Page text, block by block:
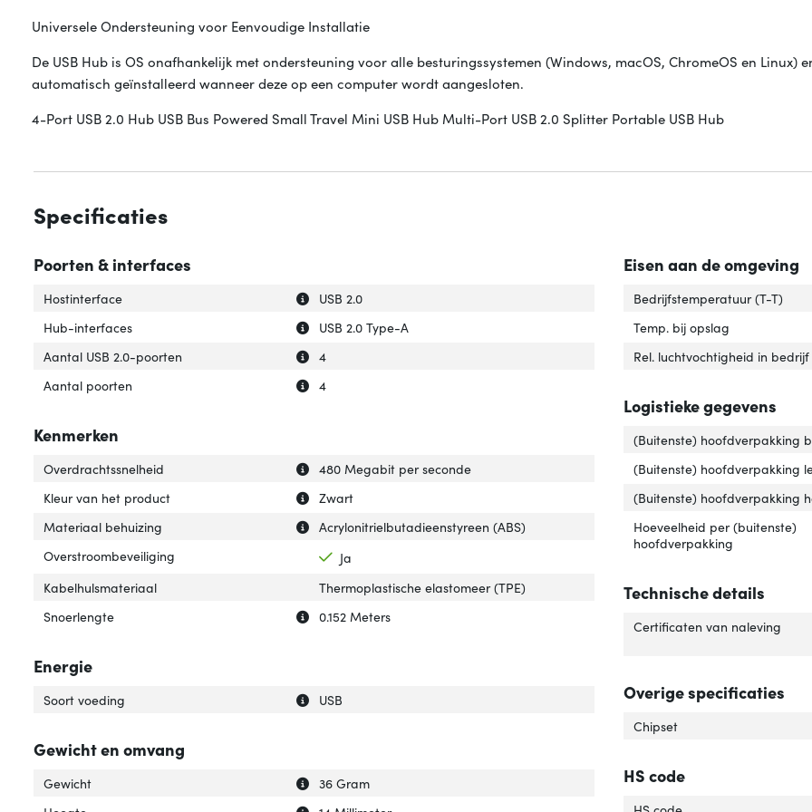
Universele Ondersteuning voor Eenvoudige Installatie
De USB Hub is OS onafhankelijk met ondersteuning voor alle besturingssystemen (Windows, macOS, ChromeOS en Linux)
automatisch geïnstalleerd wanneer deze op een computer wordt aangesloten.
4-Port USB 2.0 Hub USB Bus Powered Small Travel Mini USB Hub Multi-Port USB 2.0 Splitter Portable USB Hub
Specificaties
Poorten & interfaces
Uitleg over 'Hostinterface'
Verberg uitleg over 'Hostinterface'
Hostinterface
USB 2.0
Uitleg over 'Hub-interfaces'
Verberg uitleg over 'Hub-interfaces'
Hub-interfaces
USB 2.0 Type-A
Uitleg over 'Aantal USB 2.0-poorten'
Verberg uitleg over 'Aantal USB 2.0-poorten'
Aantal USB 2.0-poorten
4
Uitleg over 'Aantal poorten'
Verberg uitleg over 'Aantal poorten'
Aantal poorten 4
Kenmerken
Uitleg over 'Overdrachtssnelheid'
Verberg uitleg over 'Overdrachtssnelheid'
Overdrachtssnelheid
480 Megabit per seconde
Uitleg over 'Kleur van het product'
Verberg uitleg over 'Kleur van het product'
Kleur van het product
Zwart
Uitleg over 'Materiaal behuizing'
Verberg uitleg over 'Materiaal behuizing'
Materiaal behuizing
Acrylonitrielbutadieenstyreen (ABS)
Overstroombeveiliging
Ja
Kabelhulsmateriaal
Thermoplastische elastomeer (TPE)
Uitleg over 'Snoerlengte'
Verberg uitleg over 'Snoerlengte'
Snoerlengte 0.152 Meters
Energie
Uitleg over 'Soort voeding'
Verberg uitleg over 'Soort voeding'
Soort voeding USB
Gewicht en omvang
Uitleg over 'Gewicht'
Verberg uitleg over 'Gewicht'
Gewicht
36 Gram
Eisen aan de omgeving
Bedrijfstemperatuur (T-T)
Temp. bij opslag
Rel. luchtvochtigheid in bedrijf
Logistieke gegevens
(Buitenste) hoofdverpakking
(Buitenste) hoofdverpakking
(Buitenste) hoofdverpakking
Hoeveelheid per (buitenste)
hoofdverpakking
Technische details
Certificaten van naleving
Overige specificaties
Chipset
HS code